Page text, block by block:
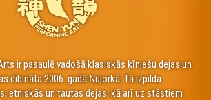
ir pasaulē vadošā klasiskās ķīniešu dejas un
dibināta 2006. gadā Ņujorkā. Tā izpilda
etniskās un tautas dejas, kā arī uz stāstiem